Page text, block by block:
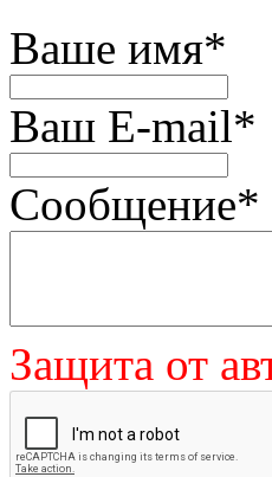
Ваше имя*
Ваш E-mail*
Сообщение*
Защита от